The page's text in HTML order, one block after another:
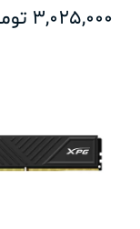
3,025,000